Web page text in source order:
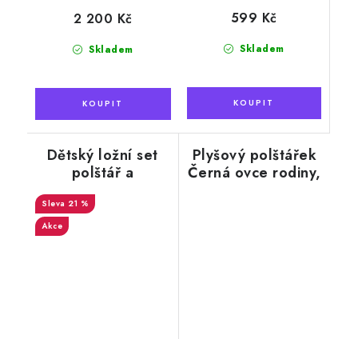
Skladem
2 200 Kč
Skladem
599 Kč
Dětský ložní set
polštář a
přikrývka, alpaka
+ bavlna, růžové
21 %
Akce
Plyšový polštářek
Černá ovce rodiny,